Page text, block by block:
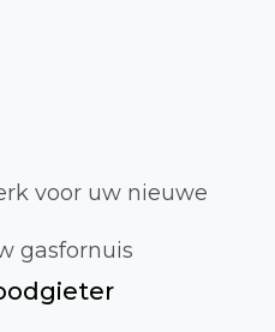
voor uw nieuwe
gasfornuis